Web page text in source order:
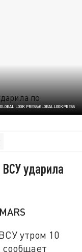
LOOK PRESS/GLOBALLOOKPRESS
ударила
утром 10
сообщает